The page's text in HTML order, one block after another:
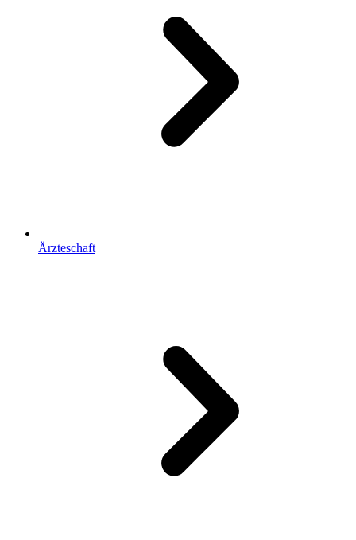
Ärzteschaft